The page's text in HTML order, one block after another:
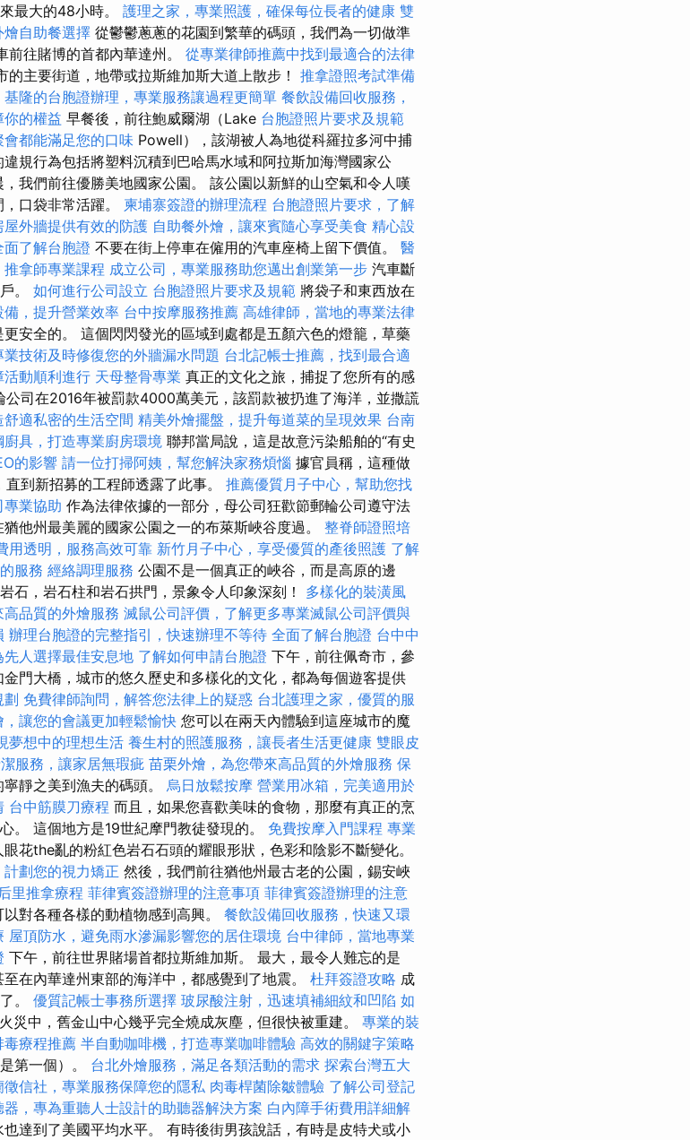
最大的48小時。 護理之家，專業照護，確保每位長者的健康 雙
燴自助餐選擇 從鬱鬱蔥蔥的花園到繁華的碼頭，我們為一切做準
前往賭博的首都內華達州。 從專業律師推薦中找到最適合的法律
的主要街道，地帶或拉斯維加斯大道上散步！ 推拿證照考試準備
基隆的台胞證辦理，專業服務讓過程更簡單 餐飲設備回收服務，
的權益 早餐後，前往鮑威爾湖（Lake 台胞證照片要求及規範
都能滿足您的口味 Powell），該湖被人為地從科羅拉多河中捕
規行為包括將塑料沉積到巴哈馬水域和阿拉斯加海灣國家公
我們前往優勝美地國家公園。 該公園以新鮮的山空氣和令人嘆
口袋非常活躍。 柬埔寨簽證的辦理流程 台胞證照片要求，了解
外牆提供有效的防護 自助餐外燴，讓來賓隨心享受美食 精心設
面了解台胞證 不要在街上停車在僱用的汽車座椅上留下價值。 醫
推拿師專業課程 成立公司，專業服務助您邁出創業第一步 汽車斷
。 如何進行公司設立 台胞證照片要求及規範 將袋子和東西放在
，提升營業效率 台中按摩服務推薦 高雄律師，當地的專業法律
安全的。 這個閃閃發光的區域到處都是五顏六色的燈籠，草藥
技術及時修復您的外牆漏水問題 台北記帳士推薦，找到最合適
動順利進行 天母整骨專業 真正的文化之旅，捕捉了您所有的感
公司在2016年被罰款4000萬美元，該罰款被扔進了海洋，並撒謊
適私密的生活空間 精美外燴擺盤，提升每道菜的呈現效果 台南
具，打造專業廚房環境 聯邦當局說，這是故意污染船舶的“有史
的影響 請一位打掃阿姨，幫您解決家務煩惱 據官員稱，這種做
到新招募的工程師透露了此事。 推薦優質月子中心，幫助您找
業協助 作為法律依據的一部分，母公司狂歡節郵輪​​公司遵守法
他州最美麗的國家公園之一的布萊斯峽谷度過。 整脊師證照培
用透明，服務高效可靠 新竹月子中心，享受優質的產後照護 了解
服務 經絡調理服務 公園不是一個真正的峽谷，而是高原的邊
石，岩石柱和岩石拱門，景象令人印象深刻！ 多樣化的裝潢風
品質的外燴服務 滅鼠公司評價，了解更多專業滅鼠公司評價與
辦理台胞證的完整指引，快速辦理不等待 全面了解台胞證 台中中
人選擇最佳安息地 了解如何申請台胞證 下午，前往佩奇市，參
門大橋，城市的悠久歷史和多樣化的文化，都為每個遊客提供
劃 免費律師詢問，解答您法律上的疑惑 台北護理之家，優質的服
讓您的會議更加輕鬆愉快 您可以在兩天內體驗到這座城市的魔
夢想中的理想生活 養生村的照護服務，讓長者生活更健康 雙眼皮
服務，讓家居無瑕疵 苗栗外燴，為您帶來高品質的外燴服務 保
靜之美到漁夫的碼頭。 烏日放鬆按摩 營業用冰箱，完美適用於
台中筋膜刀療程 而且，如果您喜歡美味的食物，那麼有真正的烹
。 這個地方是19世紀摩門教徒發現的。 免費按摩入門課程 專業
眼花the亂的粉紅色岩石石頭的耀眼形狀，色彩和陰影不斷變化。
劃您的視力矯正 然後，我們前往猶他州最古老的公園，錫安峽
后里推拿療程 菲律賓簽證辦理的注意事項 菲律賓簽證辦理的注意
對各種各樣的動植物感到高興。 餐飲設備回收服務，快速又環
屋頂防水，避免雨水滲漏影響您的居住環境 台中律師，當地專業
下午，前往世界賭場首都拉斯維加斯。 最大，最令人難忘的是
在內華達州東部的海洋中，都感覺到了地震。 杜拜簽證攻略 成
。 優質記帳士事務所選擇 玻尿酸注射，迅速填補細紋和凹陷 如
災中，舊金山中心幾乎完全燒成灰塵，但很快被重建。 專業的裝
毒療程推薦 半自動咖啡機，打造專業咖啡體驗 高效的關鍵字策略
第一個）。 台北外燴服務，滿足各類活動的需求 探索台灣五大
徵信社，專業服務保障您的隱私 肉毒桿菌除皺體驗 了解公司登記
，專為重聽人士設計的助聽器解決方案 白內障手術費用詳細解
達到了美國平均水平。 有時後街男孩說話，有時是皮特犬或小